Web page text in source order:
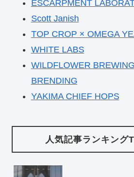
ESCARPMENT
Scott Janish
TOP CROP × OMEGA
WHITE LABS
WILDFLOWER
BRENDING
YAKIMA CHIEF HOPS
人気記事ランキング